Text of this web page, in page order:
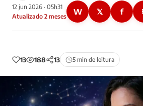
12 jun 2026 · 05h31
Atualizado 2 meses
W 𝕏 f
13 188 13 5 min de leitura